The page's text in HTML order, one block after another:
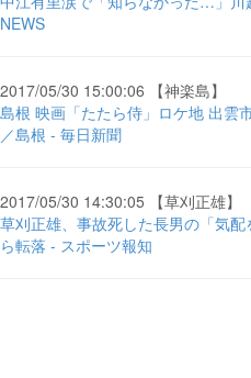
NEWS
2017/05/30 15:00:06 【神楽島】
島根 映画「たたら侍」ロケ地 出雲
／島根 - 毎日新聞
2017/05/30 14:30:05 【草刈正雄】
草刈正雄、事故死した長男の「気
ら転落 - スポーツ報知